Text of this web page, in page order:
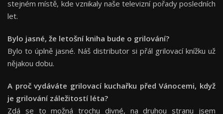
stejném místě, kde vznikaly naše televizní pořady posledních
let.
Bylo jasné, že letošní kniha bude o grilování?
Bylo to úplně jasné. Náš distributor si přál grilovací knížku už
nějakou dobu.
A proč vydáváte grilovací kuchařku před Vánocemi, když
je grilování záležitostí léta?
Zdá se to možná trochu divné, na druhou stranu jsem